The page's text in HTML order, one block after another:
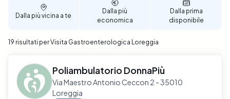
Dalla più vicina a te
Dalla più
economica
Dalla prima
disponibile
19 risultati per Visita Gastroenterologica Loreggia
Poliambulatorio DonnaPiù
Via Maestro Antonio Ceccon 2 - 35010
Loreggia